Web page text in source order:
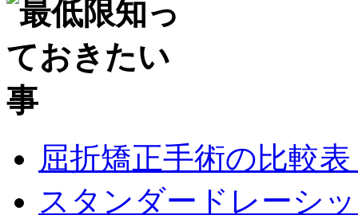
屈折矯正手術の比較表
スタンダードレーシ